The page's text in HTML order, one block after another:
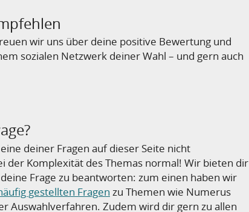
wir uns über deine positive Bewertung und
sozialen Netzwerk deiner Wahl – und gern auch
deiner Fragen auf dieser Seite nicht
der Komplexität des Themas normal! Wir bieten dir
Frage zu beantworten: zum einen haben wir
gestellten Fragen zu Themen wie Numerus
Auswahlverfahren. Zudem wird dir gern zu allen